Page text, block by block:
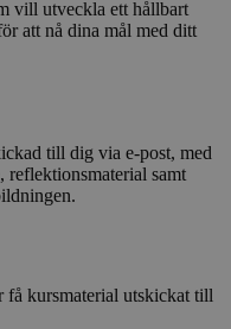
vill utveckla ett hållbart
att nå dina mål med ditt
till dig via e-post, med
reflektionsmaterial samt
få kursmaterial utskickat till